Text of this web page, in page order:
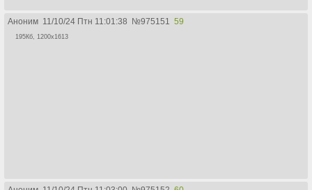
Аноним 11/10/24 Птн 11:01:38 №975151 59
195Кб, 1200x1613